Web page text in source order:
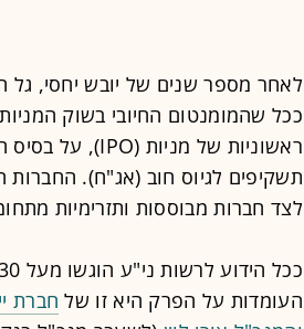
לאחר מספר שנים של יובש יחסי,
תשקיפים לגיוס חוב (אג"ח). החברות
לצד חברות מבוססות ותזרימיות
העומדות על הפרק היא זו של חברת